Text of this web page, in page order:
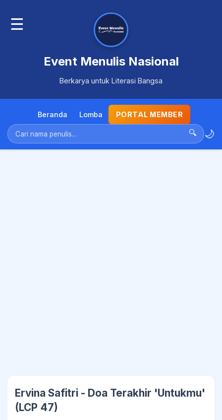
☰
Event Menulis Nasional
Berkarya untuk Literasi Bangsa
Beranda Lomba PORTAL MEMBER
🔍 🌙
Ervina Safitri - Doa Terakhir 'Untukmu'
(LCP 47)